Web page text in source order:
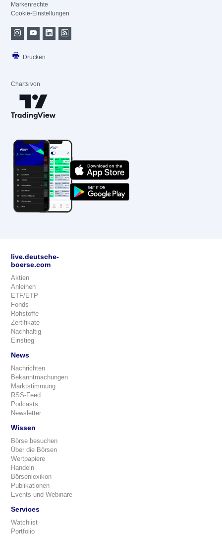
Markenrechte
Cookie-Einstellungen
Drucken
Charts von
live.deutsche-
boerse.com
Aktien
Anleihen
ETF/ETP
Fonds
Rohstoffe
Zertifikate
Nachhaltig
Einstieg
News
Nachrichten
Bekanntmachungen
Marktstimmung
RSS-Feed
Podcasts
Newsletter
Wissen
Börse besuchen
Über die Börsen
Wertpapiere
Handeln
Börsenlexikon
Publikationen
Events und Webinare
Services
Watchlist
Portfolio